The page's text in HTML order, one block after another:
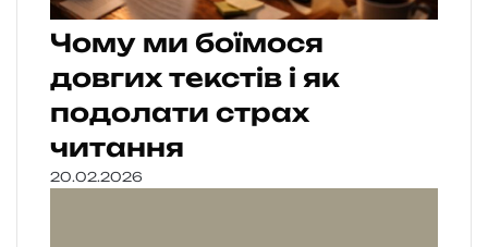
Чому ми боїмося
довгих текстів і як
подолати страх
читання
20.02.2026